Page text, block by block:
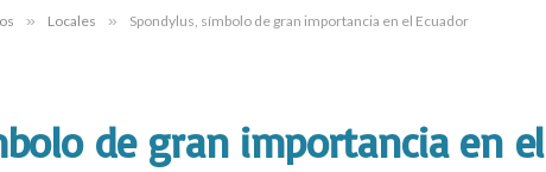
» Locales » Spondylus, símbolo de gran importancia en el Ecuador
de gran importancia en el